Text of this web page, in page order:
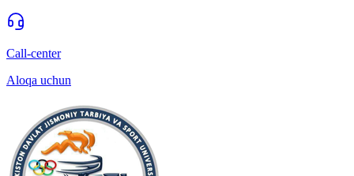
Call-center
Aloqa uchun